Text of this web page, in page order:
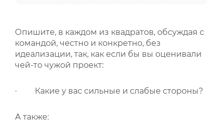
Опишите, в каждом из квадратов, обсуждая с
командой, честно и конкретно, без
идеализации, так, как если бы вы оценивали
чей-то чужой проект:
· Какие у вас сильные и слабые стороны?
А также: